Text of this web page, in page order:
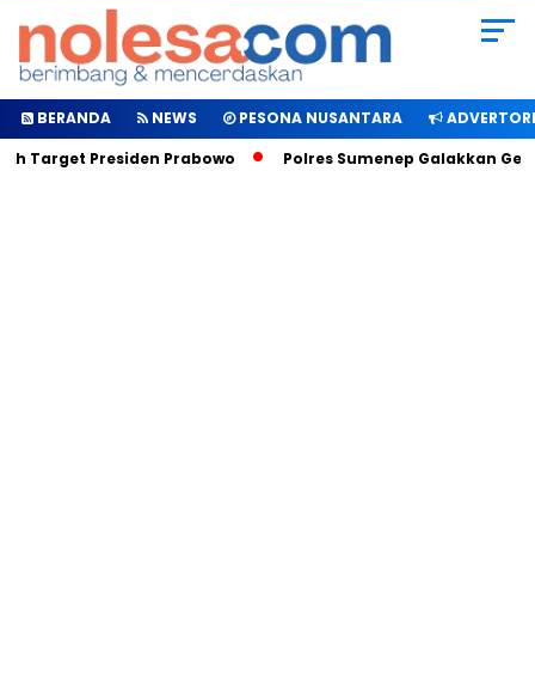
BERANDA NEWS PESONA NUSANTARA
Target Presiden Prabowo
Polres Sumenep Galakkan